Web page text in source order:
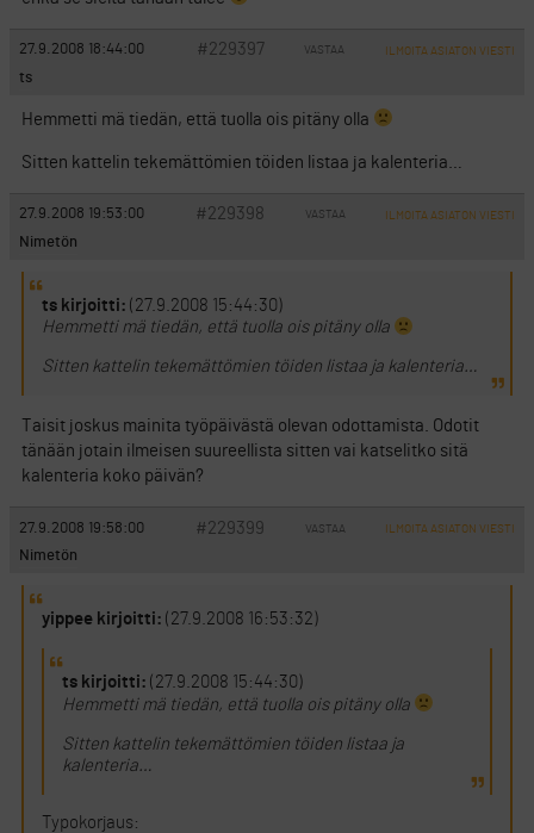
27.9.2008 18:44:00 #229397 VASTAA ILMOITA ASIATON VIESTI
ts
Hemmetti mä tiedän, että tuolla ois pitäny olla
Sitten kattelin tekemättömien töiden listaa ja kalenteria…
27.9.2008 19:53:00 #229398 VASTAA ILMOITA ASIATON VIESTI
Nimetön
ts kirjoitti: (27.9.2008 15:44:30)
Hemmetti mä tiedän, että tuolla ois pitäny olla
Sitten kattelin tekemättömien töiden listaa ja kalenteria…
Taisit joskus mainita työpäivästä olevan odottamista. Odotit
tänään jotain ilmeisen suureellista sitten vai katselitko sitä
kalenteria koko päivän?
27.9.2008 19:58:00 #229399 VASTAA ILMOITA ASIATON VIESTI
Nimetön
yippee kirjoitti: (27.9.2008 16:53:32)
ts kirjoitti: (27.9.2008 15:44:30)
Hemmetti mä tiedän, että tuolla ois pitäny olla
Sitten kattelin tekemättömien töiden listaa ja
kalenteria…
Typokorjaus: